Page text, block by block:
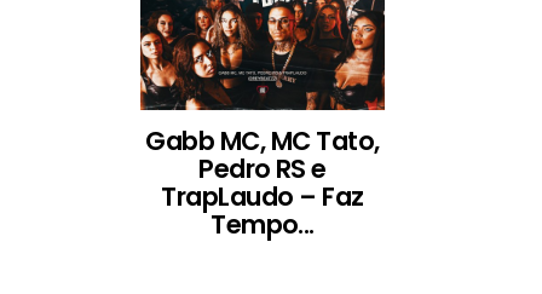
Gabb MC, MC Tato,
Pedro RS e
TrapLaudo – Faz
Tempo...